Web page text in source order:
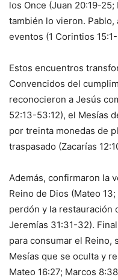
los Once (Juan 20:19-
también lo vieron.
eventos (1 Corintios
Estos encuentros
Convencidos del
reconocieron a Jesús
52:13-53:12), el Mesías
por treinta monedas de
traspasado (Zacarías
Además, confirmaron la
Reino de Dios (Mateo
perdón y la restauración
Jeremías 31:31-32).
para consumar el Reino,
Mesías que se oculta y
Mateo 16:27; Marcos